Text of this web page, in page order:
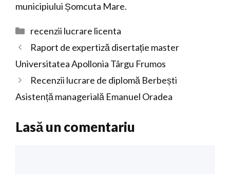
municipiului Șomcuta Mare.
Categorii
recenzii lucrare licenta
Raport de expertiză disertație master
Universitatea Apollonia Târgu Frumos
Recenzii lucrare de diplomă Berbești
Asistență managerială Emanuel Oradea
Lasă un comentariu